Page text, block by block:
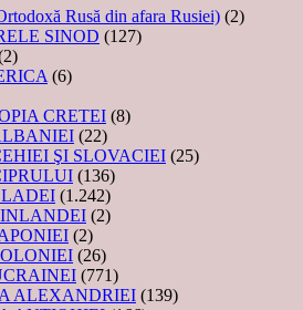
Rusă din afara Rusiei) (2)
SINOD (127)
(6)
CRETEI (8)
(22)
ŞI SLOVACIEI (25)
(136)
(1.242)
(2)
(2)
(26)
(771)
ALEXANDRIEI (139)